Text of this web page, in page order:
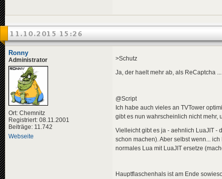
11.10.2015 15:26
Ronny
Administrator
Ort: Chemnitz
Registriert: 08.11.2001
Beiträge: 11.742
Webseite
>Schutz
Ja, der haelt mehr ab, als ReCaptcha
@Script
Ich habe auch vieles an TVTower
gibt es nun wahrscheinlich nicht mehr,
Vielleicht gibt es ja - aehnlich LuaJIT -
schon machen). Aber selbst wenn...
normales Lua mit LuaJIT ersetze
Hauptflaschenhals ist am Ende